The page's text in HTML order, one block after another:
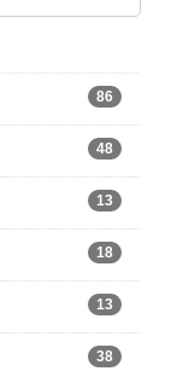
86
48
13
18
13
38